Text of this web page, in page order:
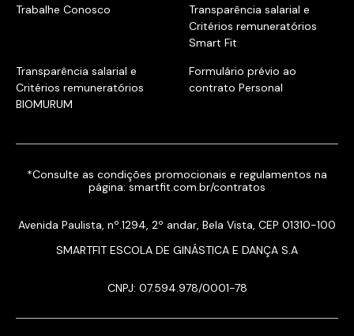
Trabalhe Conosco
Transparência salarial e
Critérios remuneratórios
Smart Fit
Transparência salarial e
Critérios remuneratórios
BIOMURUM
Formulário prévio ao
contrato Personal
*Consulte as condições promocionais e regulamentos na
página: smartfit.com.br/contratos
Avenida Paulista, nº.1294, 2º andar, Bela Vista, CEP 01310-100
SMARTFIT ESCOLA DE GINÁSTICA E DANÇA S.A
CNPJ: 07.594.978/0001-78